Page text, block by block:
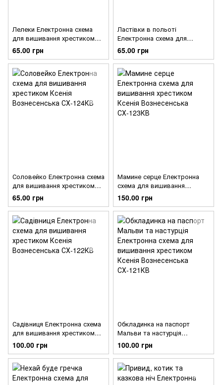
Лелеки Електронна схема
для вишивання хрестиком
Ксенія Вознесенська
СХ-126КВ
65.00 грн
Ластівки в польоті
Електронна схема для
вишивання хрестиком Ксенія
Вознесенська СХ-125КВ
65.00 грн
Соловейко Електронна схема
для вишивання хрестиком
Ксенія Вознесенська
СХ-124КВ
65.00 грн
Мамине серце Електронна
схема для вишивання
хрестиком Ксенія
Вознесенська СХ-123КВ
150.00 грн
Садівниця Електронна схема
для вишивання хрестиком
Ксенія Вознесенська
СХ-122КВ
100.00 грн
Обкладинка на паспорт
Мальви та настурція
Електронна схема для
вишивання хрестиком Ксенія
Вознесенська СХ-121КВ
100.00 грн